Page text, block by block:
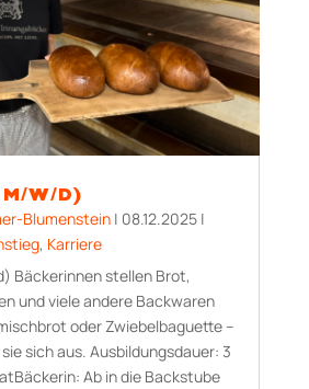
M/W/D)
Blumenstein| 08.12.2025|
, Karriere
Bäckerinnen stellen Brot,
und viele andere Backwaren
oder Zwiebelbaguette –
sich aus. Aus­bildungs­dauer: 3
Ab in die Backstube